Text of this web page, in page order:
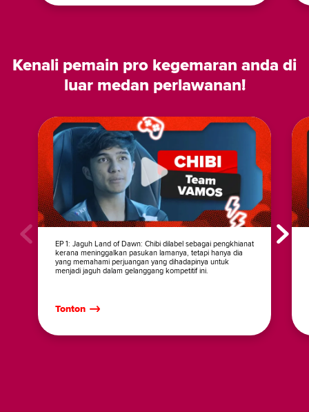
Kenali pemain pro kegemaran anda di
luar medan perlawanan!
EP 1: Jaguh Land of Dawn: Chibi dilabel sebagai pengkhianat
kerana meninggalkan pasukan lamanya, tetapi hanya dia
yang memahami perjuangan yang dihadapinya untuk
menjadi jaguh dalam gelanggang kompetitif ini.
Tonton